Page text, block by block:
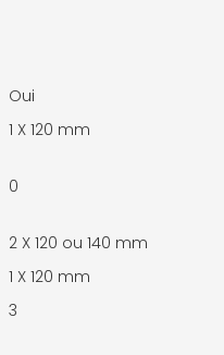
Oui
1 X 120 mm
0
2 X 120 ou 140 mm
1 X 120 mm
3